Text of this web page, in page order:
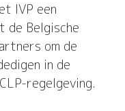
IVP een
de Belgische
om de
in de
regelgeving.